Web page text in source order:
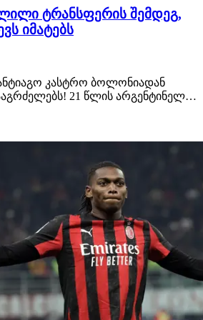
ტრანსფერის შემდეგ,
იმატებს
კასტრო ბოლონიადან
21 წლის არგენტინელ
და კლუბთან კონტრაქტს ხელს
კასტროს სანაცვლოდ €35